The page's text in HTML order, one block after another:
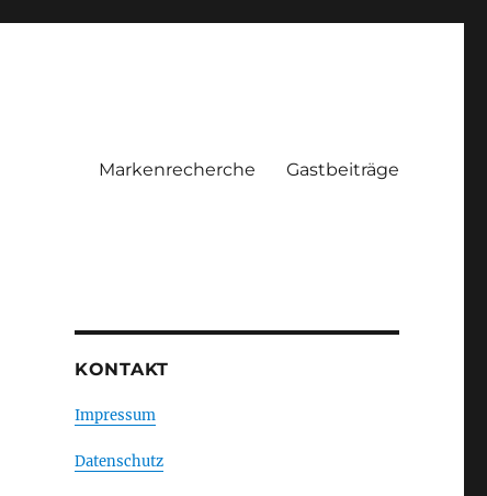
Markenrecherche Gastbeiträge
KONTAKT
Impressum
Datenschutz